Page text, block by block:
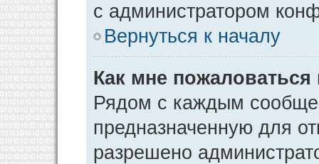
с администратором
Вернуться к началу
Как мне
Рядом с каждым
предназначенную для
разрешено